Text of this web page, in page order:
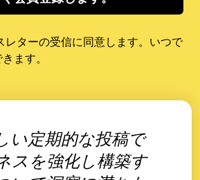
ターの受信に同意します。いつで
ます。
い定期的な投稿で
スを強化し構築す